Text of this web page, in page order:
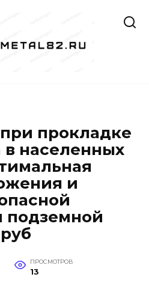
прокладке
в населенных
и
подземной
ПРОСМОТРОВ
13